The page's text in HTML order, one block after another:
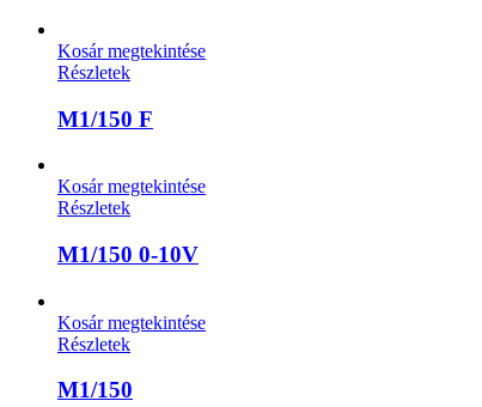
Kosár megtekintése
Részletek
M1/150 F
Kosár megtekintése
Részletek
M1/150 0-10V
Kosár megtekintése
Részletek
M1/150